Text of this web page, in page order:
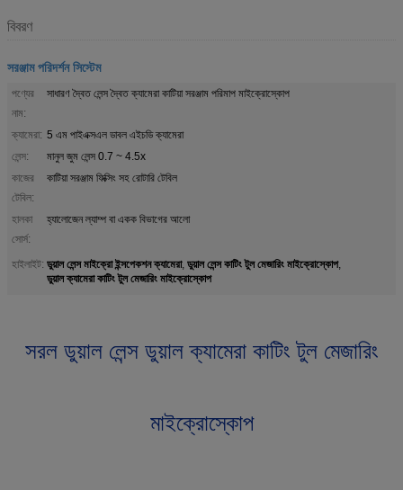
বিবরণ
সরঞ্জাম পরিদর্শন সিস্টেম
পণ্যের
নাম:
সাধারণ দ্বৈত লেন্স দ্বৈত ক্যামেরা কাটিয়া সরঞ্জাম পরিমাপ মাইক্রোস্কোপ
ক্যামেরা: 5 এম পাইএক্সএল ডাবল এইচডি ক্যামেরা
লেন্স:
মানুল জুম লেন্স 0.7 ~ 4.5x
কাজের
টেবিল:
কাটিয়া সরঞ্জাম ফিক্সিং সহ রোটারি টেবিল
হালকা
সোর্স:
হ্যালোজেন ল্যাম্প বা একক বিভাগের আলো
হাইলাইট: ডুয়াল লেন্স মাইক্রো ইন্সপেকশন ক্যামেরা, ডুয়াল লেন্স কাটিং টুল মেজারিং মাইক্রোস্কোপ,
ডুয়াল ক্যামেরা কাটিং টুল মেজারিং মাইক্রোস্কোপ
সরল ডুয়াল লেন্স ডুয়াল ক্যামেরা কাটিং টুল মেজারিং
মাইক্রোস্কোপ